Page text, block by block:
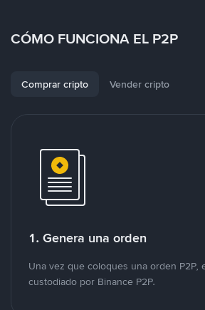
CÓMO FUNCIONA EL P2P
Comprar cripto Vender cripto
1. Genera una orden
Una vez que coloques una orden P2P,
custodiado por Binance P2P.